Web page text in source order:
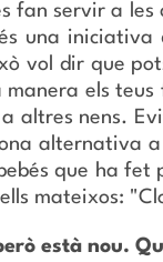
fan servir a
una iniciativa
vol dir que
els
altres nens.
alternativa
que ha fet
mateixos:
està nou.